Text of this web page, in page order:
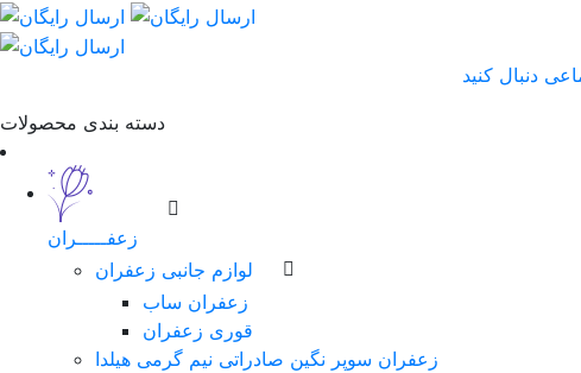
دسته بندی محصولات
زعفـــــران
لوازم جانبی زعفران
زعفران ساب
قوری زعفران
زعفران سوپر نگین صادراتی نیم گرمی هیلدا